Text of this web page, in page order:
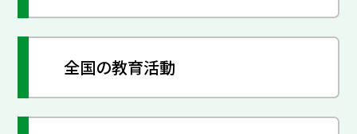
全国の教育活動